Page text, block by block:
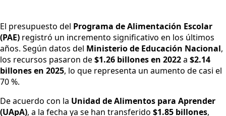
El presupuesto del Programa de Alimentación Escolar
(PAE) registró un incremento significativo en los últimos
años. Según datos del Ministerio de Educación Nacional,
los recursos pasaron de$1.26 billones en 2022a $2.14
billones en 2025, lo que representa un aumento de casi el
70 %.
De acuerdo con la Unidad de Alimentos para Aprender
(UApA), a la fecha ya se han transferido $1.85 billones,